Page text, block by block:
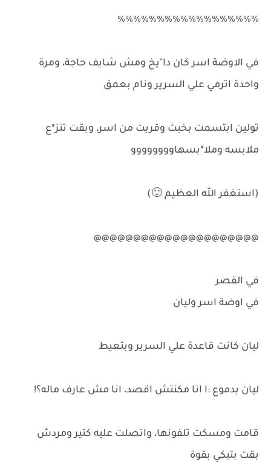
٪٪٪٪٪٪٪٪٪٪٪٪٪٪٪٪٪٪
في الاوضة اسر كان دا"يخ ومش شايف حاجة، ومرة
واحدة اترمي علي السرير ونام بعمق
تولين ابتسمت بخبث وقربت من اسر، وبقت تنز*ع
ملابسه وملا*بسهاوووووووو
(استغفر الله العظيم 🙂)
@@@@@@@@@@@@@@@@@@@@@
في القصر
في اوضة اسر وليان
ليان كانت قاعدة علي السرير وبتعيط
ليان بدموع :ا انا مكنتش اقصد، انا مش عارف ماله؟!
قامت ومسكت تلفونها، واتصلت عليه كتير ومردش
بقت بتبكي بقوة